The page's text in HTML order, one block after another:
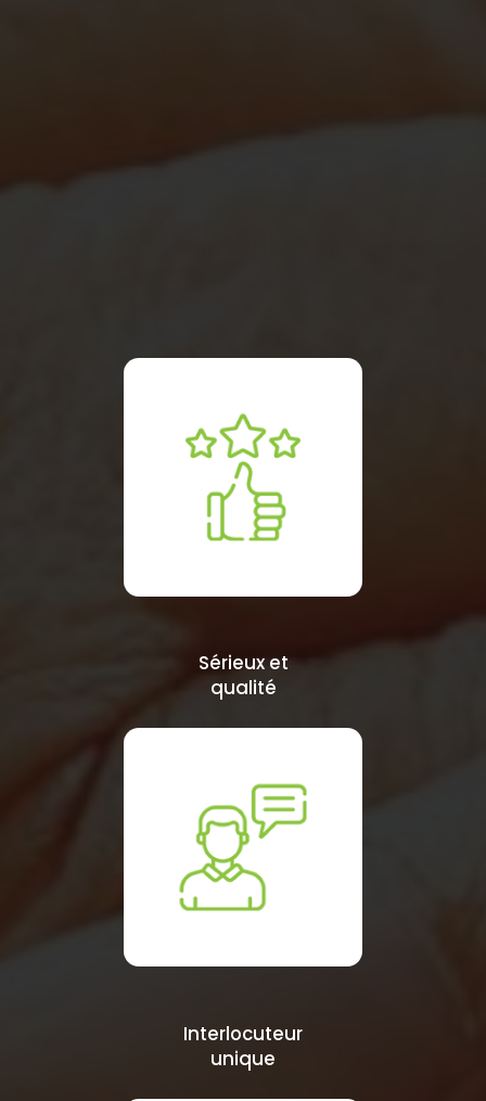
Sérieux et
qualité
Interlocuteur
unique